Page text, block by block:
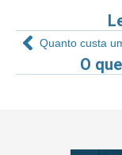
O